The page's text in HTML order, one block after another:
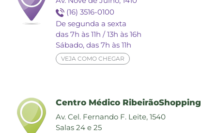
(16) 3516-0100
De segunda a sexta
das 7h às 11h / 13h às 16h
Sábado, das 7h às 11h
VEJA COMO CHEGAR
Centro Médico RibeirãoShopping
Av. Cel. Fernando F. Leite, 1540
Salas 24 e 25